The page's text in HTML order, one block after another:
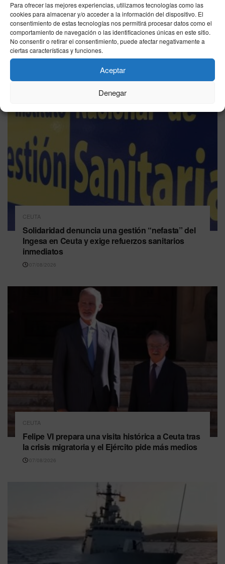
Para ofrecer las mejores experiencias, utilizamos tecnologías como las
cookies para almacenar y/o acceder a la información del dispositivo. El
consentimiento de estas tecnologías nos permitirá procesar datos como el
comportamiento de navegación o las identificaciones únicas en este sitio.
No consentir o retirar el consentimiento, puede afectar negativamente a
ciertas características y funciones.
Aceptar
Denegar
VER MÁS
Última hora
CEUTA
Solidaridad denuncia una gestión “nefasta” del
Ingesa en Ceuta y exige refuerzos sanitarios
inmediatos
07/08/2026
CEUTA
Felipe VI prepara una visita histórica a Ceuta tras
la crisis migratoria y el Ejército pide más medios
07/08/2026